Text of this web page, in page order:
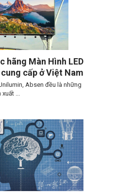
hãng Màn Hình LED
cấp ở Việt Nam
Absen đều là những
...